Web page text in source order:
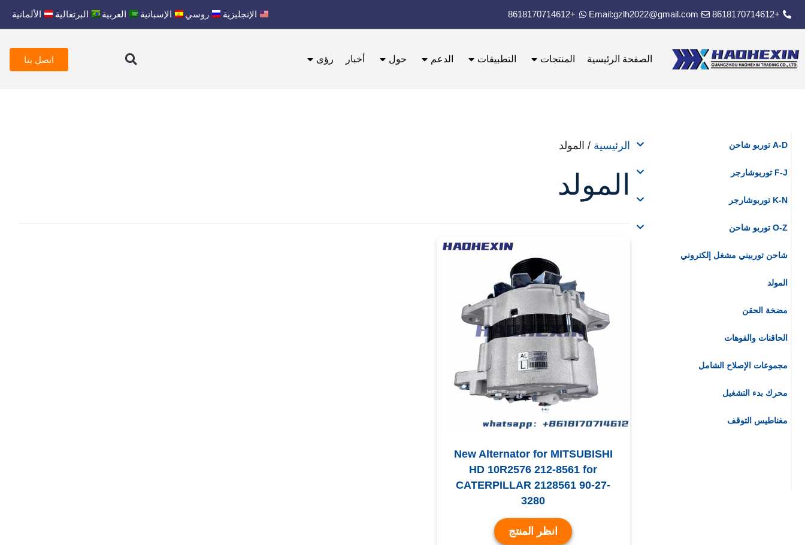
+8618170714612
Email:gzlh2022@gmail.com
+8618170714612 الإنجليزية روسي الإسبانية العربية البرتغالية الألمانية
الصفحة الرئيسية المنتجات التطبيقات الدعم حول أخبار رؤى اتصل بنا
A-D توربو شاحن
F-J توربوشارجر
K-N توربوشارجر
O-Z توربو شاحن
شاحن توربيني مشغل إلكتروني
المولد
مضخة الحقن
الحاقنات والفوهات
مجموعات الإصلاح الشامل
محرك بدء التشغيل
مغناطيس التوقف
الرئيسية / المولد
المولد
New Alternator for MITSUBISHI
HD 10R2576 212-8561 for
CATERPILLAR 2128561 90-27-
3280
انظر المنتج